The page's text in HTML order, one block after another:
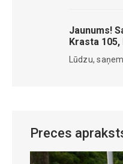
Jaunums!
Krasta 105,
Lūdzu,
Preces